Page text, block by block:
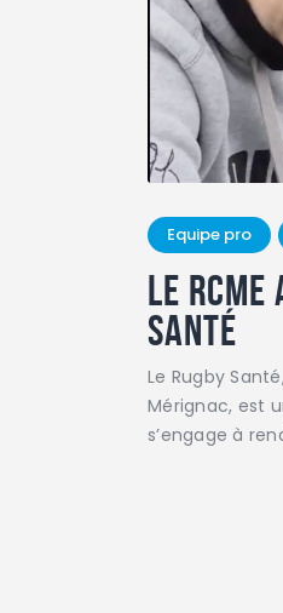
Equipe pro
Le rcme
Santé
Le Rugby
Mérignac, est
s’engage à